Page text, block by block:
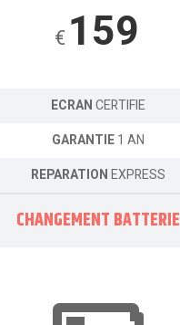
€159
ECRANCERTIFIE
GARANTIE1 AN
REPARATIONEXPRESS
CHANGEMENT BATTERIE